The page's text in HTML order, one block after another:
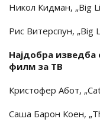
Никол Кидман, „Big
Рис Витерспун, „Big
Најдобра изведба
филм за ТВ
Кристофер Абот,
Саша Барон Коен,